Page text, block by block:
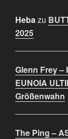
Hebazu
2025
Glenn Frey –
EUNOIA
Größenwahn
The Ping –